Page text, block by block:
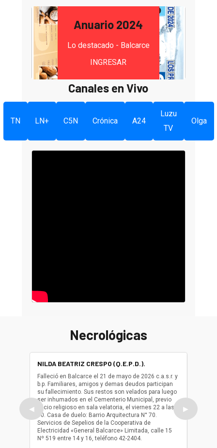
Anuario 2024
Lo destacado - Balcarce
INGRESAR
Canales en Vivo
TN LN+ C5N Crónica A24
Luzu
TV
Olga
Necrológicas
◀
NILDA BEATRIZ CRESPO (Q.E.P.D.).
Falleció en Balcarce el 21 de mayo de 2026 c.a.s.r. y
b.p. Familiares, amigos y demas deudos participan
su fallecimiento. Sus restos son velados para luego
ser inhumados en el Cementerio Municipal, previo
oficio religioso en sala velatoria, el viernes 22 a las
10. Casa de duelo: Barrio Arquitectura N° 70.
Servicios de Sepelios de la Cooperativa de
Electricidad «General Balcarce» Limitada, calle 15
Nº 519 entre 14 y 16, teléfono 42-2404.
ser
oficio
▶